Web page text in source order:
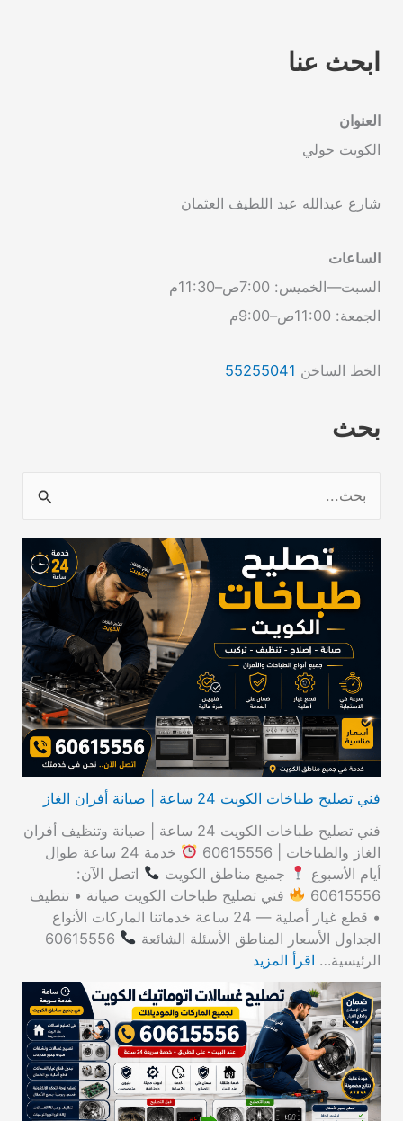
ابحث عنا
العنوان
الكويت حولي
شارع عبدالله عبد اللطيف العثمان
الساعات
السبت—الخميس: 7:00ص–11:30م
الجمعة: 11:00ص–9:00م
الخط الساخن 55255041
بحث
فني تصليح طباخات الكويت 24 ساعة | صيانة أفران الغاز
فني تصليح طباخات الكويت 24 ساعة | صيانة وتنظيف أفران
الغاز والطباخات | 60615556
خدمة 24 ساعة طوال
أيام الأسبوع
جميع مناطق الكويت
اتصل الآن:
60615556
فني تصليح طباخات الكويت صيانة • تنظيف
• قطع غيار أصلية — 24 ساعة خدماتنا الماركات الأنواع
الجداول الأسعار المناطق الأسئلة الشائعة
60615556
الرئيسية… اقرأ المزيد